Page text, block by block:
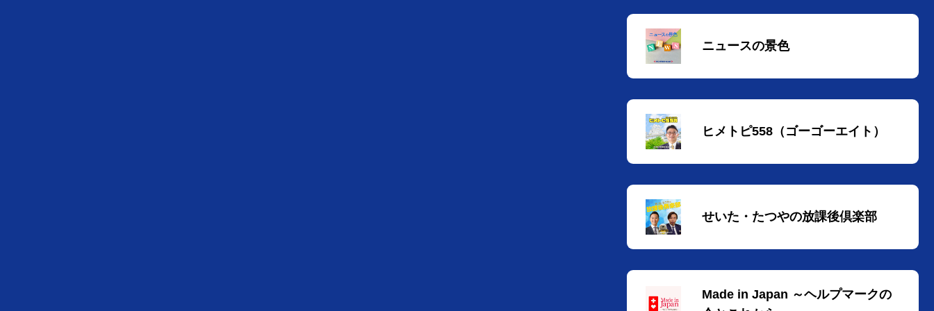
ニュースの景色
ヒメトピ558（ゴーゴーエイト）
せいた・たつやの放課後倶楽部
Made in Japan ～ヘルプマークの